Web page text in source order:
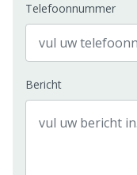
Telefoonnummer
Bericht